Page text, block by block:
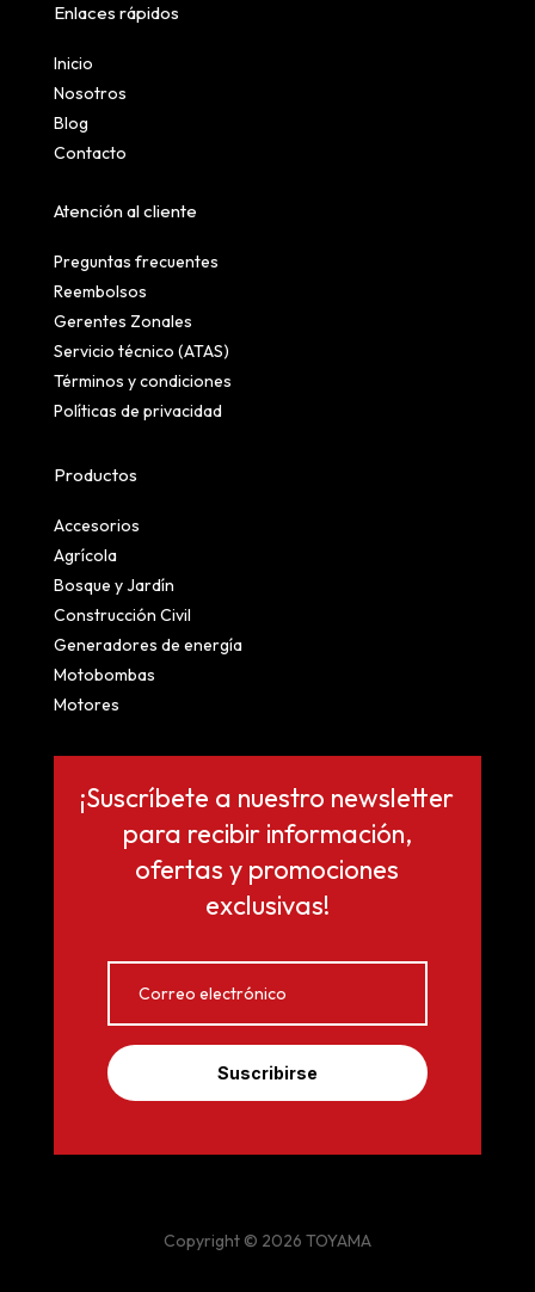
Enlaces rápidos
Inicio
Nosotros
Blog
Contacto
Atención al cliente
Preguntas frecuentes
Reembolsos
Gerentes Zonales
Servicio técnico (ATAS)
Términos y condiciones
Políticas de privacidad
Productos
Accesorios
Agrícola
Bosque y Jardín
Construcción Civil
Generadores de energía
Motobombas
Motores
¡Suscríbete a nuestro newsletter
para recibir información,
ofertas y promociones
exclusivas!
Suscribirse
Copyright © 2026 TOYAMA